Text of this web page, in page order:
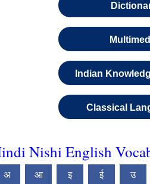
Indian
Classical
Nishi English
अ आ इ ई उ